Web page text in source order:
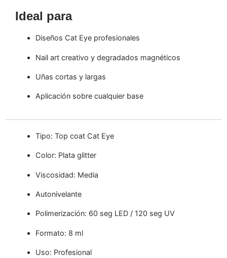
Ideal para
Diseños Cat Eye profesionales
Nail art creativo y degradados magnéticos
Uñas cortas y largas
Aplicación sobre cualquier base
Tipo: Top coat Cat Eye
Color: Plata glitter
Viscosidad: Media
Autonivelante
Polimerización: 60 seg LED / 120 seg UV
Formato: 8 ml
Uso: Profesional